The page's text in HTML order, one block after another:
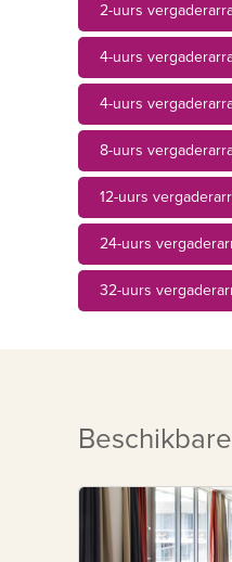
2-uurs
4-uurs
4-uurs
8-uurs
12-uurs
24-uurs
32-uurs